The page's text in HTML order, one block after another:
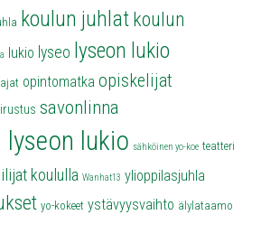
koulun juhlat koulun
lukio lyseo lyseon lukio
opintomatka opiskelijat
savonlinna
lyseon lukio sähköinen yo-koe teatteri
koululla Wanhat13 ylioppilasjuhla
yo-kokeet ystävyysvaihto älylataamo